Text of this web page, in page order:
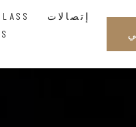
إتصالات